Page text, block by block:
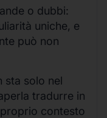
o dubbi:
uniche, e
può non
sta solo nel
tradurre in
contesto